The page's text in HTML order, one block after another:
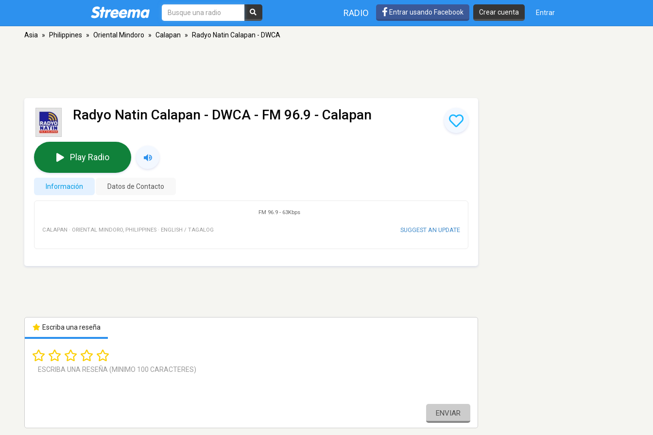
RADIO Entrar usando Facebook Crear cuenta Entrar
Asia » Philippines » Oriental Mindoro » Calapan » Radyo Natin Calapan - DWCA
Radyo Natin Calapan - DWCA - FM 96.9 - Calapan
Play Radio
Información Datos de Contacto
FM 96.9 - 63Kbps
CALAPAN · ORIENTAL MINDORO, PHILIPPINES · ENGLISH / TAGALOG SUGGEST AN UPDATE
Escriba una reseña
ENVIAR